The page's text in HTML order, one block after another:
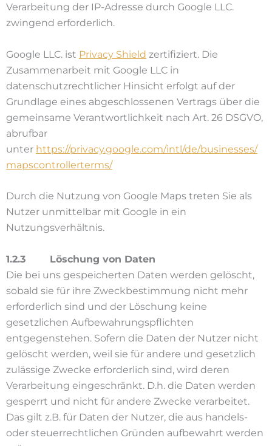
Verarbeitung der IP-Adresse durch Google LLC.
zwingend erforderlich.
Google LLC. ist Privacy Shield zertifiziert. Die
Zusammenarbeit mit Google LLC in
datenschutzrechtlicher Hinsicht erfolgt auf der
Grundlage eines abgeschlossenen Vertrags über die
gemeinsame Verantwortlichkeit nach Art. 26 DSGVO,
abrufbar
unter https://privacy.google.com/intl/de/businesses/
mapscontrollerterms/
Durch die Nutzung von Google Maps treten Sie als
Nutzer unmittelbar mit Google in ein
Nutzungsverhältnis.
1.2.3 Löschung von Daten
Die bei uns gespeicherten Daten werden gelöscht,
sobald sie für ihre Zweckbestimmung nicht mehr
erforderlich sind und der Löschung keine
gesetzlichen Aufbewahrungspflichten
entgegenstehen. Sofern die Daten der Nutzer nicht
gelöscht werden, weil sie für andere und gesetzlich
zulässige Zwecke erforderlich sind, wird deren
Verarbeitung eingeschränkt. D.h. die Daten werden
gesperrt und nicht für andere Zwecke verarbeitet.
Das gilt z.B. für Daten der Nutzer, die aus handels-
oder steuerrechtlichen Gründen aufbewahrt werden